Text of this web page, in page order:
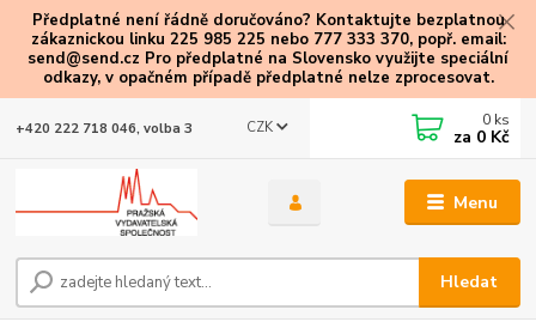
Předplatné není řádně doručováno? Kontaktujte bezplatnou
zákaznickou linku 225 985 225 nebo 777 333 370, popř. email:
send@send.cz Pro předplatné na Slovensko využijte speciální
odkazy, v opačném případě předplatné nelze zprocesovat.
Menu
CZK
Hledat
+420 222 718 046, volba 3 0 ks
za 0 Kč